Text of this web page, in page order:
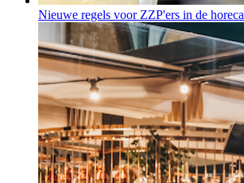
Nieuwe regels voor ZZP'ers in de horeca